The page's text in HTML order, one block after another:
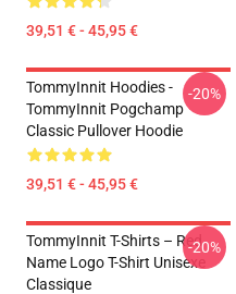
39,51 € - 45,95 €
TommyInnit Hoodies -
TommyInnit Pogchamp
Classic Pullover Hoodie
39,51 € - 45,95 €
-20%
TommyInnit T-Shirts – Red
Name Logo T-Shirt Unisexe
Classique
-20%